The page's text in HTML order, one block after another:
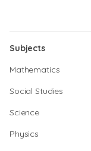
Subjects
Mathematics
Social Studies
Science
Physics